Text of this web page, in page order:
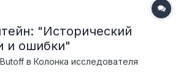
"Исторический
и ошибки"
Butoff в Колонка исследователя